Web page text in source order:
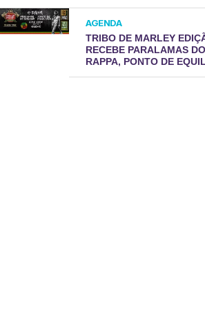
AGENDA
TRIBO DE MARLEY
RECEBE PARALAMAS
RAPPA, PONTO DE